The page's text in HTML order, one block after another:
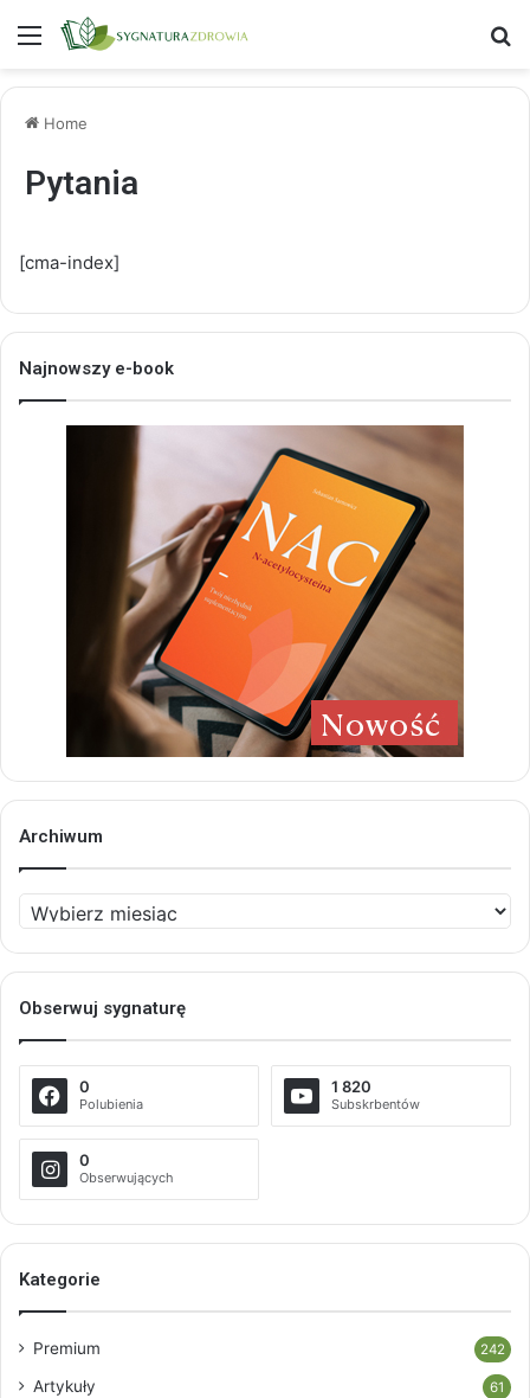
Menu
Home
Pytania
[cma-index]
Najnowszy e-book
Archiwum
Archiwum
Obserwuj sygnaturę
0
Polubienia
1 820
Subskrbentów
0
Obserwujących
Kategorie
Premium 242
Artykuły 61